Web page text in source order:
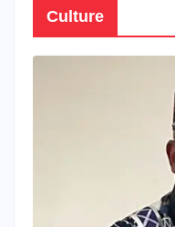
Culture